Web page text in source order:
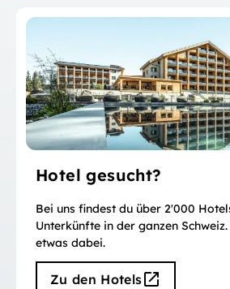
Hotel gesucht?
Bei uns findest du über 2'000
Unterkünfte in der ganzen
etwas dabei.
Zu den Hotels